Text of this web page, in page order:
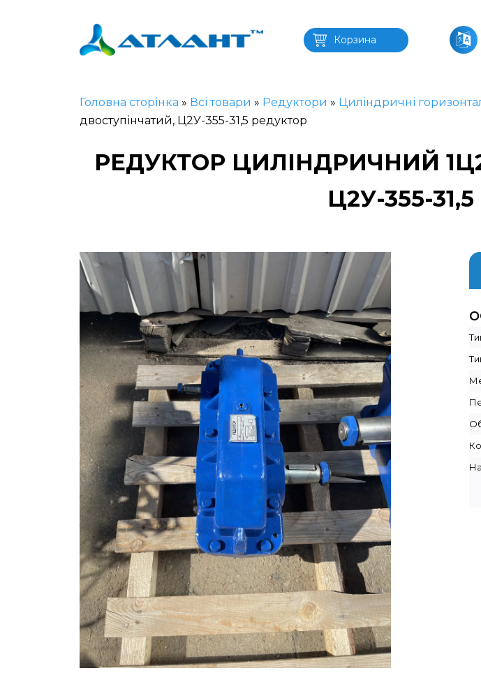
Корзина
Головна сторінка » Всі товари » Редуктори » Циліндричні
двоступінчатий, Ц2У-355-31,5 редуктор
РЕДУКТОР ЦИЛІНДРИЧНИЙ
Ц2У-355-